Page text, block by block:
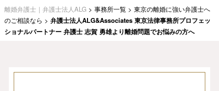
離婚弁護士｜弁護士法人ALG > 事務所一覧 > 東京の離婚に強い弁護士へ
のご相談なら > 弁護士法人ALG&Associates 東京法律事務所プロフェッ
ショナルパートナー 弁護士 志賀 勇雄より離婚問題でお悩みの方へ